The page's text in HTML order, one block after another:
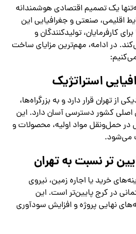
یک تصمیم اقتصادی هوشمندانه
اقلیمی، صنعتی و جغرافیایی این
کارفرمایان، تولیدکنندگان و
در ادامه، مهم‌ترین مزایای ساخت
از تهران قرار دارد و به بزرگراه‌ها،
کشور دسترسی آسان دارد. این
حمل‌ونقل مواد اولیه، محصولات و
می‌شود.
خرید یا اجاره زمین، نیروی
در کرج پایین‌تر است. این
نهایی پروژه و افزایش سودآوری